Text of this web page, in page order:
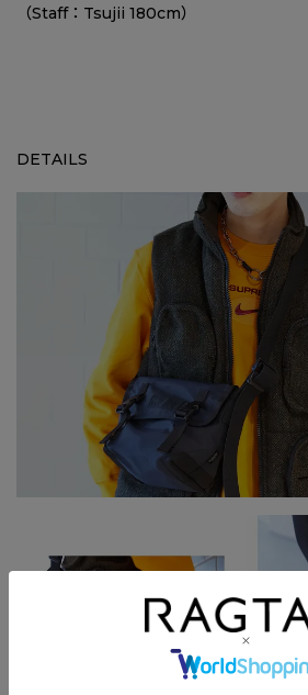
（Staff：Tsujii 180cm）
DETAILS